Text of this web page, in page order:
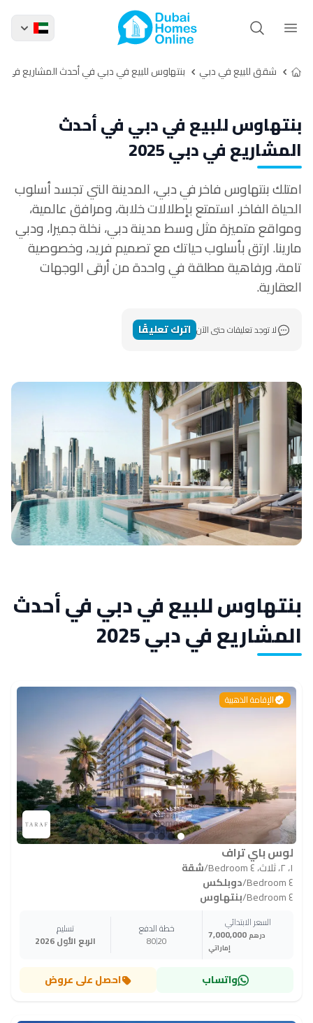
شقق للبيع في دبي بنتهاوس للبيع في دبي في أحدث المشاريع في دبي
بنتهاوس للبيع في دبي في أحدث
المشاريع في دبي 2025
امتلك بنتهاوس فاخر في دبي، المدينة التي تجسد أسلوب
الحياة الفاخر. استمتع بإطلالات خلابة، ومرافق عالمية،
ومواقع متميزة مثل وسط مدينة دبي، نخلة جميرا، ودبي
مارينا. ارتق بأسلوب حياتك مع تصميم فريد، وخصوصية
تامة، ورفاهية مطلقة في واحدة من أرقى الوجهات
العقارية.
لا توجد تعليقات حتى الآن اترك تعليقًا
بنتهاوس للبيع في دبي في أحدث
المشاريع في دبي 2025
الإقامة الذهبية
لوس باي تراف
١، ٢، ثلاث، ٤ Bedroom /شقة
٤ Bedroom
/دوبلكس
٤ Bedroom
/بنتهاوس
السعر الابتدائي
7,000,000 درهم
إماراتي
خطة الدفع
20
80
تسليم
الربع الأول 2026
واتساب احصل على عروض